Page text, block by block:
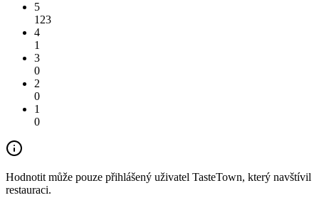
5
123
4
1
3
0
2
0
1
0
Hodnotit může pouze přihlášený uživatel TasteTown, který navštívil
restauraci.